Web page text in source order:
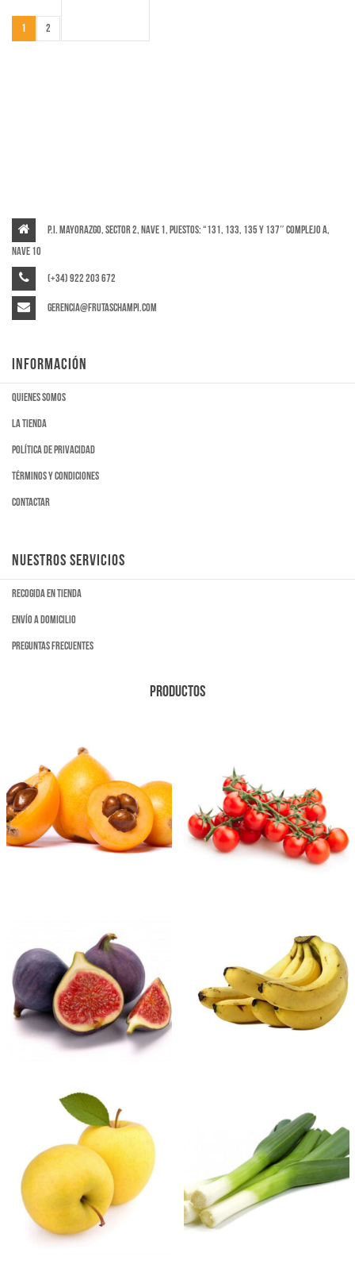
dePage
1 Page
2
P.I. Mayorazgo, Sector 2, Nave 1, puestos: “131, 133, 135 y 137″ Complejo A,
Nave 10
(+34) 922 203 672
gerencia@frutaschampi.com
INFORMACIÓN
Quienes somos
La tienda
Política de privacidad
Términos y condiciones
Contactar
NUESTROS SERVICIOS
Recogida en tienda
Envío a domicilio
Preguntas frecuentes
PRODUCTOS